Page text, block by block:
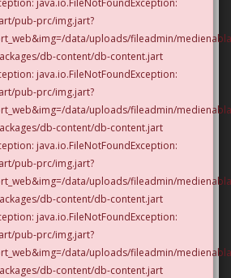
java.io.FileNotFoundException:
pub-prc/img.jart?
data/uploads/fileadmin/
db-content/db-content.jart
java.io.FileNotFoundException:
pub-prc/img.jart?
data/uploads/fileadmin/
db-content/db-content.jart
java.io.FileNotFoundException:
pub-prc/img.jart?
data/uploads/fileadmin/
db-content/db-content.jart
java.io.FileNotFoundException:
pub-prc/img.jart?
data/uploads/fileadmin/
db-content/db-content.jart
© photo: Rupert Steiner
,Installation,permanente Installation